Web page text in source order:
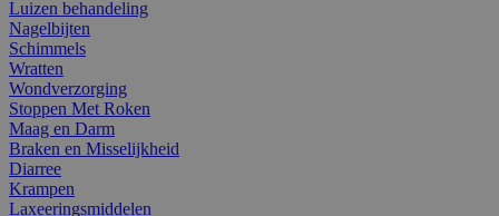
Luizen behandeling
Nagelbijten
Schimmels
Wratten
Wondverzorging
Stoppen Met Roken
Maag en Darm
Braken en Misselijkheid
Diarree
Krampen
Laxeeringsmiddelen